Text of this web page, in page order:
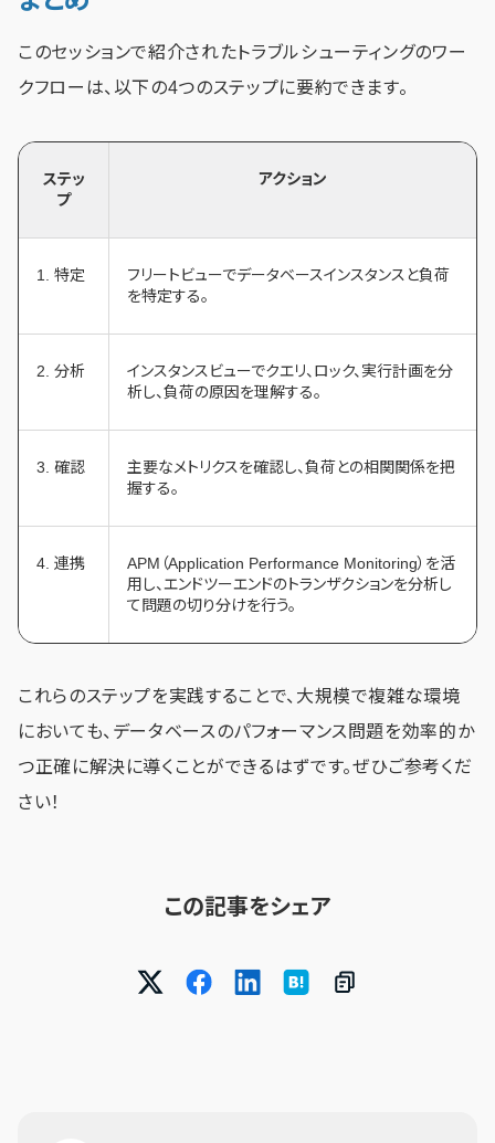
このセッションで紹介されたトラブルシューティングのワー
クフローは、以下の4つのステップに要約できます。
ステッ
プ
アクション
1. 特定
フリートビューでデータベースインスタンスと負荷
を特定する。
2. 分析
インスタンスビューでクエリ、ロック、実行計画を分
析し、負荷の原因を理解する。
3. 確認
主要なメトリクスを確認し、負荷との相関関係を把
握する。
4. 連携
APM（Application Performance Monitoring）を活
用し、エンドツーエンドのトランザクションを分析し
て問題の切り分けを行う。
これらのステップを実践することで、大規模で複雑な環境
においても、データベースのパフォーマンス問題を効率的か
つ正確に解決に導くことができるはずです。ぜひご参考くだ
さい！
この記事をシェア